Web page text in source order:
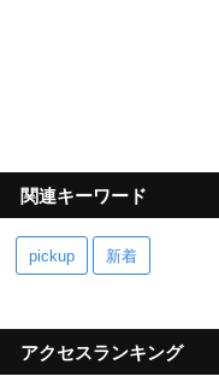
関連キーワード
pickup 新着
アクセスランキング